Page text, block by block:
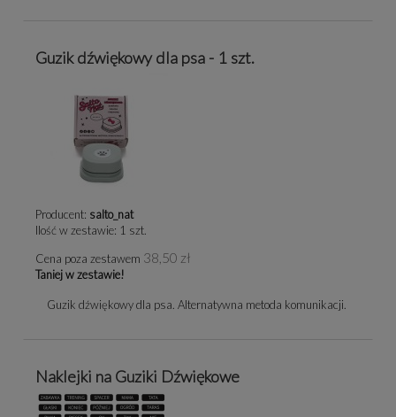
Guzik dźwiękowy dla psa - 1 szt.
Producent: salto_nat
Ilość w zestawie: 1 szt.
Cena poza zestawem 38,50 zł
Taniej w zestawie!
Guzik dźwiękowy dla psa. Alternatywna metoda komunikacji.
Naklejki na Guziki Dźwiękowe